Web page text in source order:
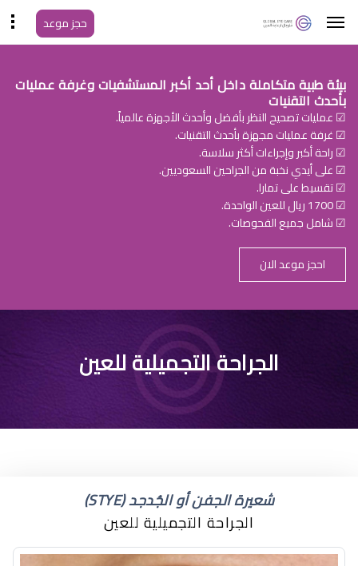
حجز موعد
بيئة طبية متكاملة داخل أحد أكبر المستشفيات وغرفة عمليات
بأحدث التقنيات
☑ عمليات تصحيح النظر بأفضل وأحدث الأجهزة عالمياً.
☑ غرفة عمليات مجهزة بأحدث التقنيات.
☑ راحة أكبر وإجراءات أكثر سلاسة.
☑ على أيدي نخبة من الجراحين السعوديين.
☑ تقسيط على تمارا.
☑ 1700 ريال للعين الواحدة.
☑ شامل جميع الفحوصات.
احجز موعد الان
اختلاف محجر العين
الجراحة التجميلية للعين
شعيرة الجفن أو الجُدجد (STYE)
الجراحة التجميلية للعين